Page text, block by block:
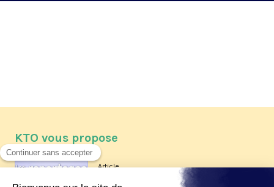
KTO vous propose
Article
Les reportages d'été 2026 de KTO